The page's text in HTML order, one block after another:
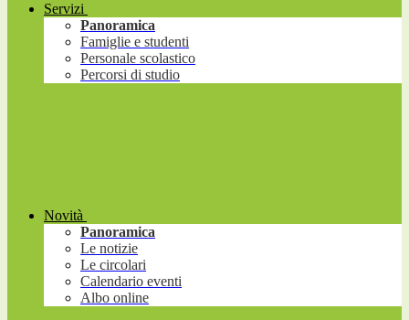
Servizi
Panoramica
Famiglie e studenti
Personale scolastico
Percorsi di studio
Novità
Panoramica
Le notizie
Le circolari
Calendario eventi
Albo online